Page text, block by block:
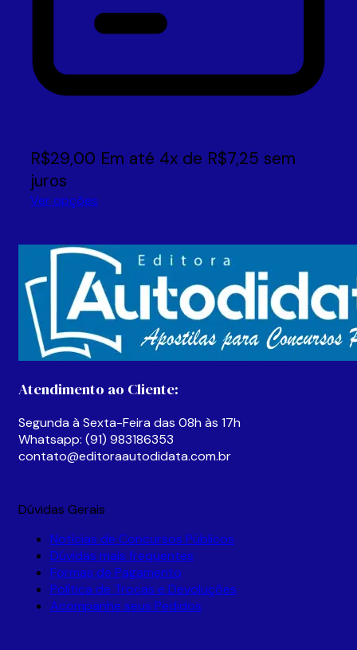
R$29,00 Em até 4x de R$7,25 sem
juros
Ver opções
tem
várias
variantes.
As
opções
podem
ser
escolhidas
na
página
do
produto
Atendimento ao Cliente:
Segunda à Sexta-Feira das 08h às 17h
Whatsapp: (91) 983186353
contato@editoraautodidata.com.br
Dúvidas Gerais
Notícias de Concursos Públicos
Dúvidas mais frequentes
Formas de Pagamento
Política de Trocas e Devoluções
Acompanhe seus Pedidos